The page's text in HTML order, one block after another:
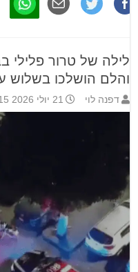
לילה של טרור פלילי
והלם הושלכו בשלוש
דפנה לוי 21 יולי 2026 14:15